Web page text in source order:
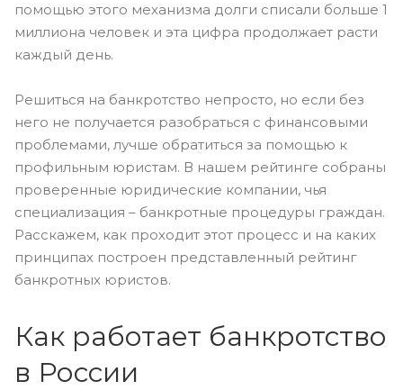
помощью этого механизма долги списали больше 1
миллиона человек и эта цифра продолжает расти
каждый день.
Решиться на банкротство непросто, но если без
него не получается разобраться с финансовыми
проблемами, лучше обратиться за помощью к
профильным юристам. В нашем рейтинге собраны
проверенные юридические компании, чья
специализация – банкротные процедуры граждан.
Расскажем, как проходит этот процесс и на каких
принципах построен представленный рейтинг
банкротных юристов.
Как работает банкротство
в России